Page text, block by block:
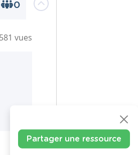
0
vues
Partager une ressource